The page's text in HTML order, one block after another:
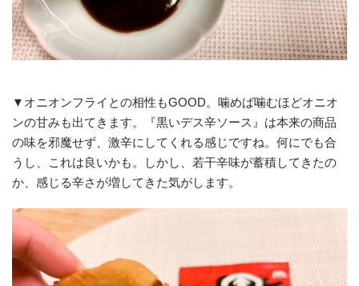
▼オニオンフライとの相性もGOOD。噛めば噛むほどオニオ
ンの甘みも出てきます。『黒いデス辛ソース』は本来の商品
の味を邪魔せず、激辛にしてくれる感じですね。何にでも合
うし、これは良いかも。しかし、若干辛味が蓄積してきたの
か、感じる辛さが増してきた気がします。